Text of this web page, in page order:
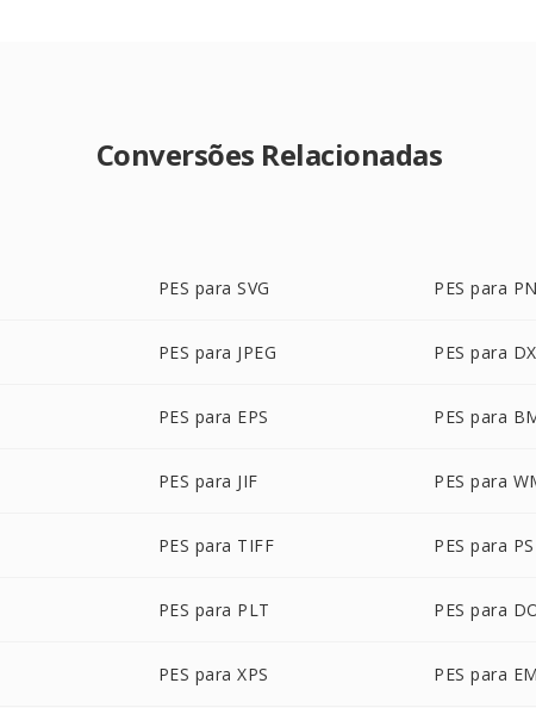
Conversões Relacionadas
PES para SVG PES para
PES para JPEG PES para
PES para EPS PES para
PES para JIF PES para
PES para TIFF PES para PS
PES para PLT PES para
PES para XPS PES para